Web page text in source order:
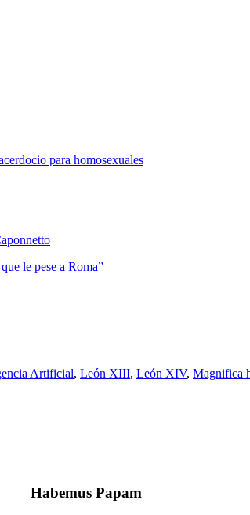
para homosexuales
le pese a Roma”
Artificial, León XIII, León XIV, Magnifica
Habemus Papam